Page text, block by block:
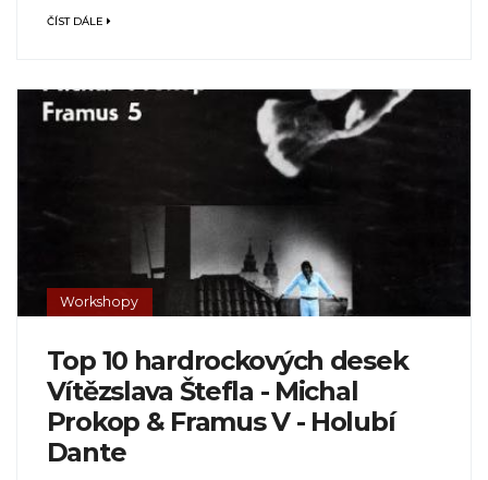
ČÍST DÁLE
Workshopy
Top 10 hardrockových desek
Vítězslava Štefla - Michal
Prokop & Framus V - Holubí
Dante